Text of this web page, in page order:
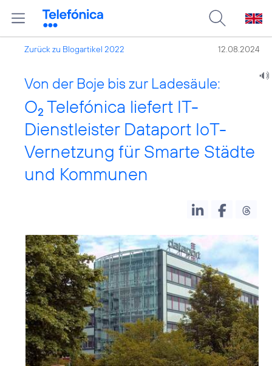
Zurück zu Blogartikel 2022 12.08.2024
Von der Boje bis zur Ladesäule:
O2 Telefónica liefert IT-
Dienstleister Dataport IoT-
Vernetzung für Smarte Städte
und Kommunen